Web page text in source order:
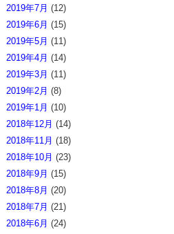
2019年7月 (12)
2019年6月 (15)
2019年5月 (11)
2019年4月 (14)
2019年3月 (11)
2019年2月 (8)
2019年1月 (10)
2018年12月 (14)
2018年11月 (18)
2018年10月 (23)
2018年9月 (15)
2018年8月 (20)
2018年7月 (21)
2018年6月 (24)